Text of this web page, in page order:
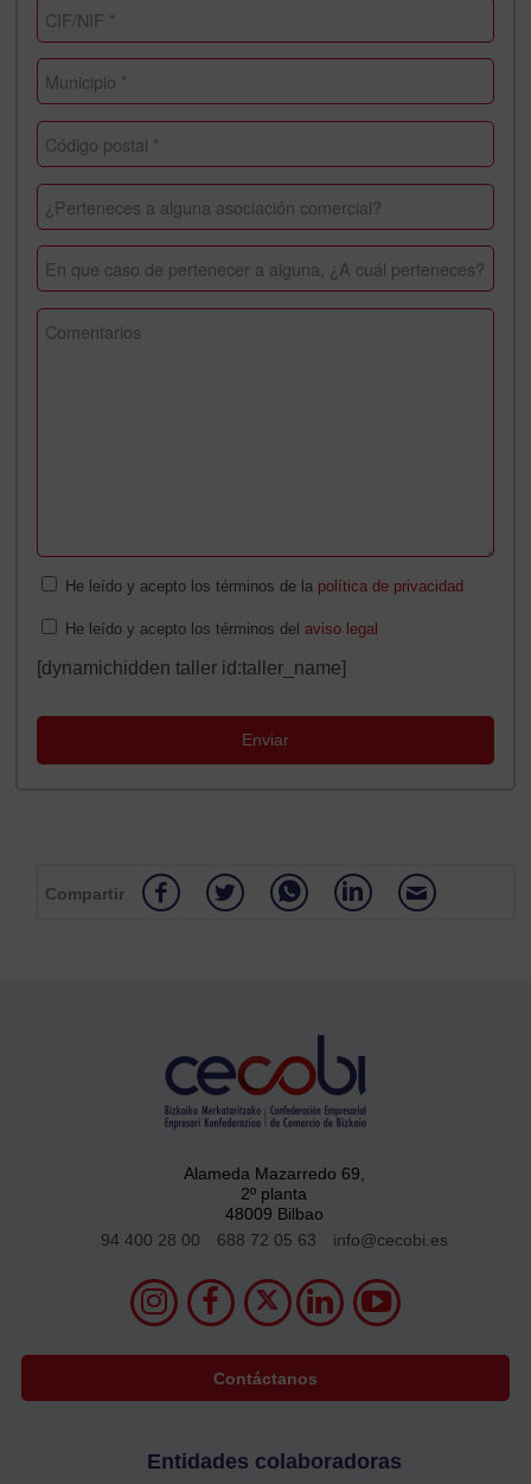
He leído y acepto los términos de la política de privacidad
He leído y acepto los términos delaviso legal
[dynamichidden taller id:taller_name]
Compartir
Alameda Mazarredo 69,
2º planta
48009 Bilbao
94 400 28 00
688 72 05 63 info@cecobi.es
Contáctanos
Entidades colaboradoras